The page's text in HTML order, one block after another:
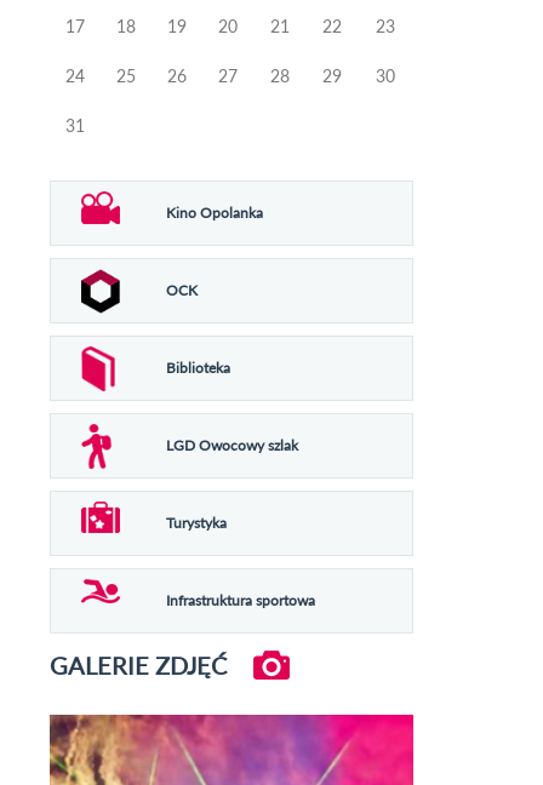
17 18 19 20 21 22 23
24 25 26 27 28 29 30
31
Kino Opolanka
OCK
Biblioteka
LGD Owocowy szlak
Turystyka
Infrastruktura sportowa
GALERIE ZDJĘĆ